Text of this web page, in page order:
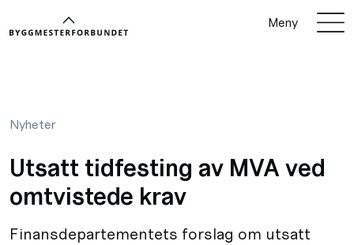
Meny
Nyheter
Utsatt tidfesting av MVA ved
omtvistede krav
Finansdepartementets forslag om utsatt